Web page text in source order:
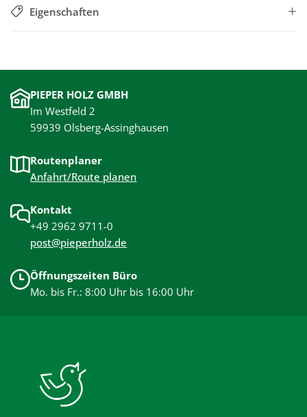
Eigenschaften
PIEPER HOLZ GMBH
Im Westfeld 2
59939 Olsberg-Assinghausen
Routenplaner
Anfahrt/Route planen
Kontakt
+49 2962 9711-0
post@pieperholz.de
Öffnungszeiten Büro
Mo. bis Fr.: 8:00 Uhr bis 16:00 Uhr